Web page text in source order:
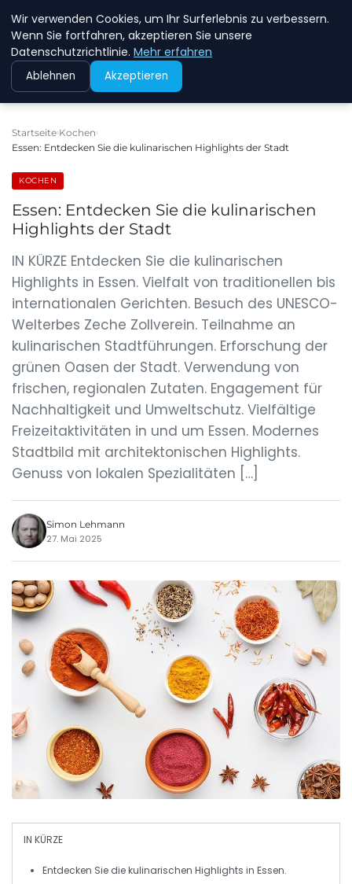
NEW ENERGY JOBS
Startseite Kochen
Essen: Entdecken Sie die kulinarischen Highlights der Stadt
KOCHEN
Essen: Entdecken Sie die kulinarischen
Highlights der Stadt
IN KÜRZE Entdecken Sie die kulinarischen
Highlights in Essen. Vielfalt von traditionellen bis
internationalen Gerichten. Besuch des UNESCO-
Welterbes Zeche Zollverein. Teilnahme an
kulinarischen Stadtführungen. Erforschung der
grünen Oasen der Stadt. Verwendung von
frischen, regionalen Zutaten. Engagement für
Nachhaltigkeit und Umweltschutz. Vielfältige
Freizeitaktivitäten in und um Essen. Modernes
Stadtbild mit architektonischen Highlights.
Genuss von lokalen Spezialitäten […]
Simon Lehmann
27. Mai 2025
IN KÜRZE
Entdecken Sie diekulinarischen Highlights in Essen.
Wir verwenden Cookies, um Ihr Surferlebnis zu verbessern.
Wenn Sie fortfahren, akzeptieren Sie unsere
Datenschutzrichtlinie. Mehr erfahren
Ablehnen Akzeptieren